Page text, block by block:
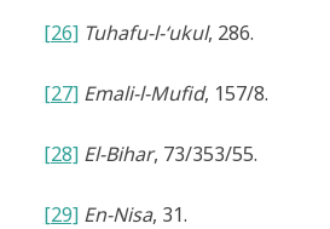
[26] Tuhafu-l-‘ukul, 286.
[27] Emali-l-Mufid, 157/8.
[28] El-Bihar, 73/353/55.
[29] En-Nisa, 31.